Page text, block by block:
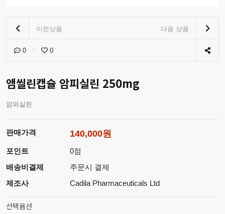
이전상품 다음 상품
0 0
앰씰린캡슐 암피실린 250mg
암피실린
판매가격 140,000원
포인트
0점
배송비결제
주문시 결제
제조사
Cadila Pharmaceuticals Ltd
선택옵션